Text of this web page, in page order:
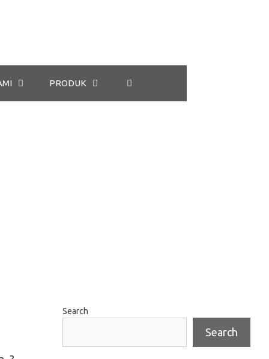
PRODUK
Search
Search